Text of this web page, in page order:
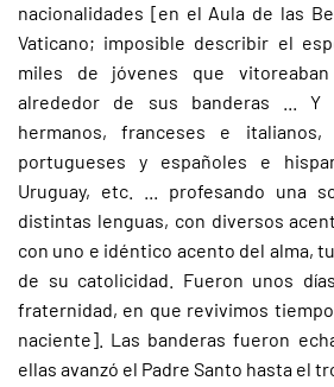
nacionalidades [en el Aula de las
Vaticano; imposible describir el
miles de jóvenes que
alrededor de sus banderas ... Y
hermanos, franceses e italianos,
portugueses y españoles e
Uruguay, etc. ... profesando una
distintas lenguas, con diversos
con uno e idéntico acento del alma,
de su catolicidad. Fueron unos
fraternidad, en que revivimos
naciente]. Las banderas fueron
ellas avanzó el Padre Santo hasta el